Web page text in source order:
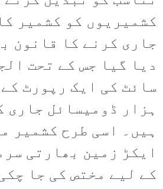
کشمیریوں کو کشمیر
جاری کرنے کا قانون
دیا گیا جس کے تحت
سائٹ کی ایک رپورٹ
ہزار ڈومیسائل جاری
ہیں۔ اسی طرح کشمیر
ایکڑ زمین بھارتی
کے لیے مختص کی جا